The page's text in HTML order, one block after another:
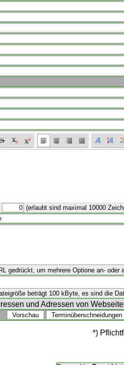
(erlaubt sind maximal 10000
gedrückt, um mehrere Optione an- oder
beträgt 100 kByte, es sind die
und Adressen von
*)